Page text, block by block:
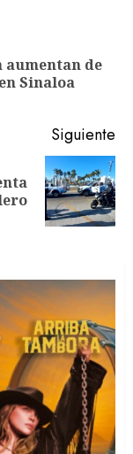
aumentan de
Sinaloa
Siguiente